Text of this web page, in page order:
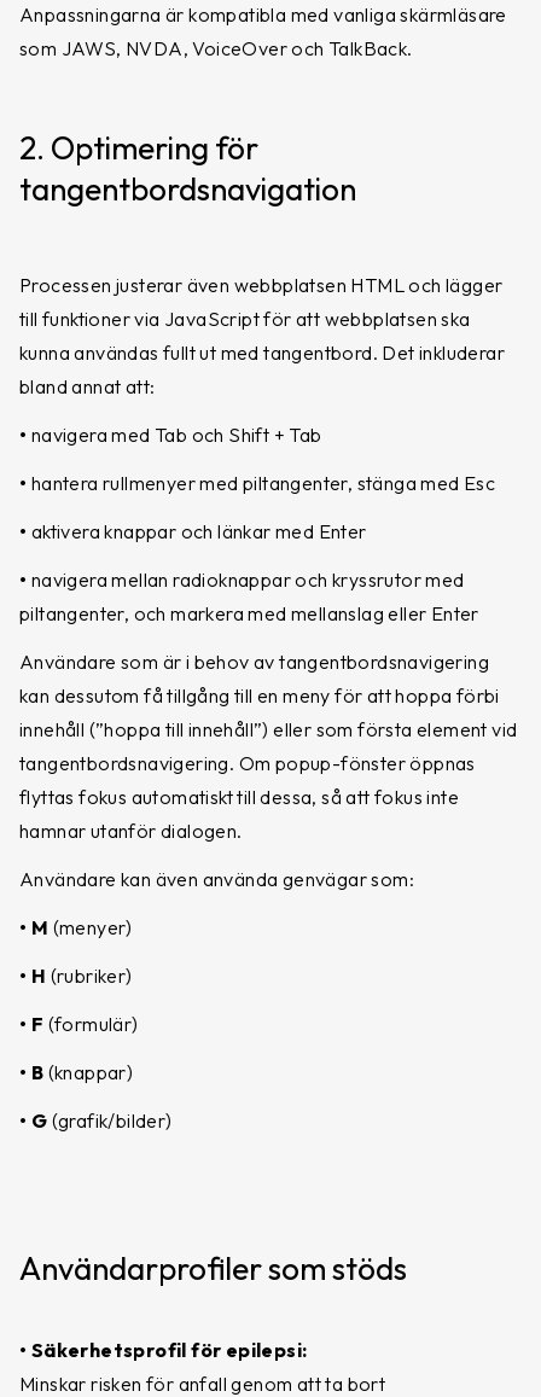
Anpassningarna är kompatibla med vanliga skärmläsare
som JAWS, NVDA, VoiceOver och TalkBack.
2. Optimering för
tangentbordsnavigation
Processen justerar även webbplatsen HTML och lägger
till funktioner via JavaScript för att webbplatsen ska
kunna användas fullt ut med tangentbord. Det inkluderar
bland annat att:
• navigera med Tab och Shift + Tab
• hantera rullmenyer med piltangenter, stänga med Esc
• aktivera knappar och länkar med Enter
• navigera mellan radioknappar och kryssrutor med
piltangenter, och markera med mellanslag eller Enter
Användare som är i behov av tangentbordsnavigering
kan dessutom få tillgång till en meny för att hoppa förbi
innehåll (”hoppa till innehåll”) eller som första element vid
tangentbordsnavigering. Om popup-fönster öppnas
flyttas fokus automatiskt till dessa, så att fokus inte
hamnar utanför dialogen.
Användare kan även använda genvägar som:
• M (menyer)
• H (rubriker)
• F (formulär)
• B (knappar)
• G (grafik/bilder)
Användarprofiler som stöds
• Säkerhetsprofil för epilepsi:
Minskar risken för anfall genom att ta bort